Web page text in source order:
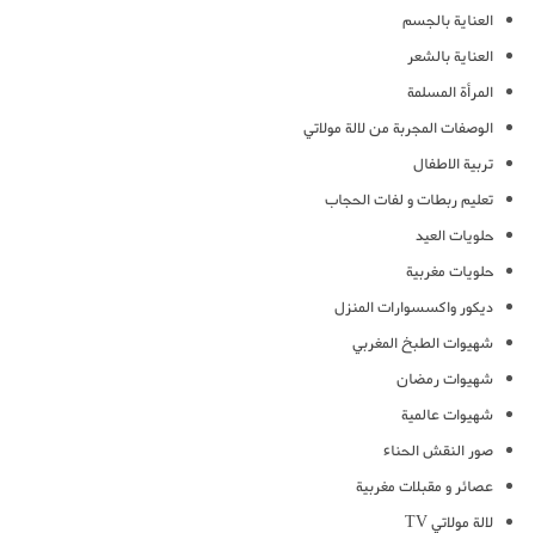
العناية بالجسم
العناية بالشعر
المرأة المسلمة
الوصفات المجربة من لالة مولاتي
تربية الاطفال
تعليم ربطات و لفات الحجاب
حلويات العيد
حلويات مغربية
ديكور واكسسوارات المنزل
شهيوات الطبخ المغربي
شهيوات رمضان
شهيوات عالمية
صور النقش الحناء
عصائر و مقبلات مغربية
لالة مولاتي TV